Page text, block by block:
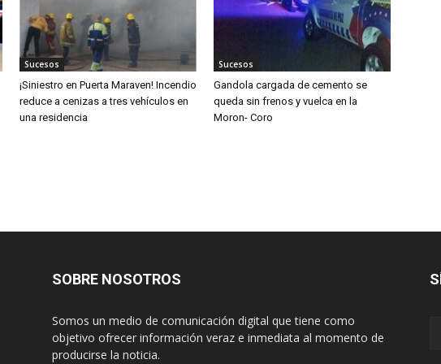
Sucesos
¡Siniestro en Puerta Maraven! Incendio
reduce a cenizas a tres vehículos en
una residencia
Sucesos
Gandola cargada de cemento se
queda sin frenos y vuelca en la
Moron- Coro
SOBRE NOSOTROS
Somos un medio de comunicación digital que tiene como
objetivo ofrecer información veraz e inmediata al momento de
producirse la noticia.